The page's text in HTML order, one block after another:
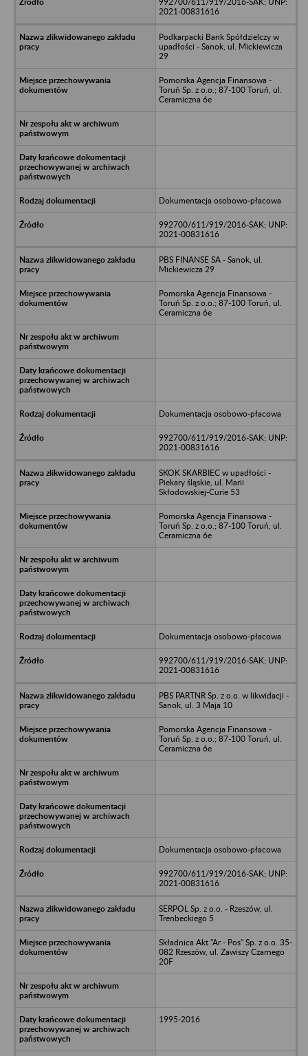
2021-00831616
Podkarpacki Bank Spółdzielczy w
upadłości - Sanok, ul. Mickiewicza
29
Pomorska Agencja Finansowa -
Toruń Sp. z o.o.; 87-100 Toruń, ul.
Ceramiczna 6e
Dokumentacja osobowo-płacowa
992700/611/919/2016-SAK; UNP:
2021-00831616
PBS FINANSE SA - Sanok, ul.
Mickiewicza 29
Pomorska Agencja Finansowa -
Toruń Sp. z o.o.; 87-100 Toruń, ul.
Ceramiczna 6e
Dokumentacja osobowo-płacowa
992700/611/919/2016-SAK; UNP:
2021-00831616
SKOK SKARBIEC w upadłości -
Piekary śląskie, ul. Marii
Skłodowskiej-Curie 53
Pomorska Agencja Finansowa -
Toruń Sp. z o.o.; 87-100 Toruń, ul.
Ceramiczna 6e
Dokumentacja osobowo-płacowa
992700/611/919/2016-SAK; UNP:
2021-00831616
PBS PARTNR Sp. z o.o. w likwidacji -
Sanok, ul. 3 Maja 10
Pomorska Agencja Finansowa -
Toruń Sp. z o.o.; 87-100 Toruń, ul.
Ceramiczna 6e
Dokumentacja osobowo-płacowa
992700/611/919/2016-SAK; UNP:
2021-00831616
SERPOL Sp. z o.o. - Rzeszów, ul.
Trenbeckiego 5
Składnica Akt "Ar - Pos" Sp. z o.o. 35-
082 Rzeszów, ul. Zawiszy Czarnego
20F
1995-2016